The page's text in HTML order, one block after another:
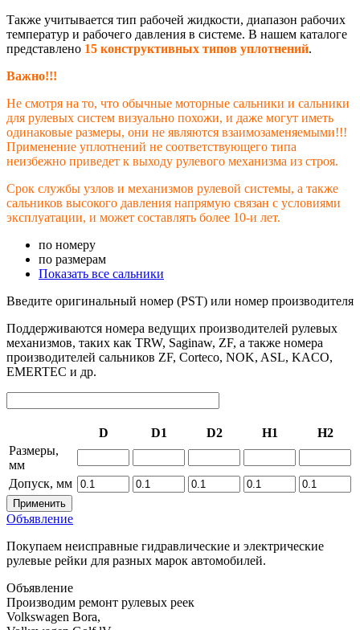
Также учитывается тип рабочей жидкости, диапазон рабочих
температур и рабочего давления в системе. В нашем каталоге
представлено 15 конструктивных типов уплотнений.
Важно!!!
Не смотря на то, что обычные моторные сальники и сальники
для рулевых систем визуально похожи, и даже могут иметь
одинаковые размеры, они не являются взаимозаменяемыми!!!
Применение уплотнений не соответствующего типа
неизбежно приведет к выходу рулевого механизма из строя.
Срок службы узлов и механизмов рулевой системы, а также
сальников высокого давления напрямую связан с условиями
эксплуатации, и может составлять более 10-и лет.
по номеру
по размерам
Показать все сальники
Введите оригинальный номер (PST) или номер производителя
Поддерживаются номера ведущих производителей рулевых
механизмов, таких как TRW, Saginaw, ZF, а также номера
производителей сальников ZF, Corteco, NOK, ASL, KACO,
EMERTEC и др.
D D1 D2 H1
H2
Размеры,
мм
Допуск, мм
Объявление
Покупаем неисправные гидравлические и электрические
рулевые рейки для разных марок автомобилей.
Объявление
Производим ремонт рулевых реек
Volkswagen Bora,